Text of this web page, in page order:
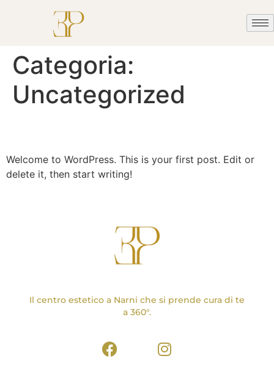
Categoria:
Uncategorized
Welcome to WordPress. This is your first post. Edit or
delete it, then start writing!
Il centro estetico a Narni che si prende cura di te
a 360°.